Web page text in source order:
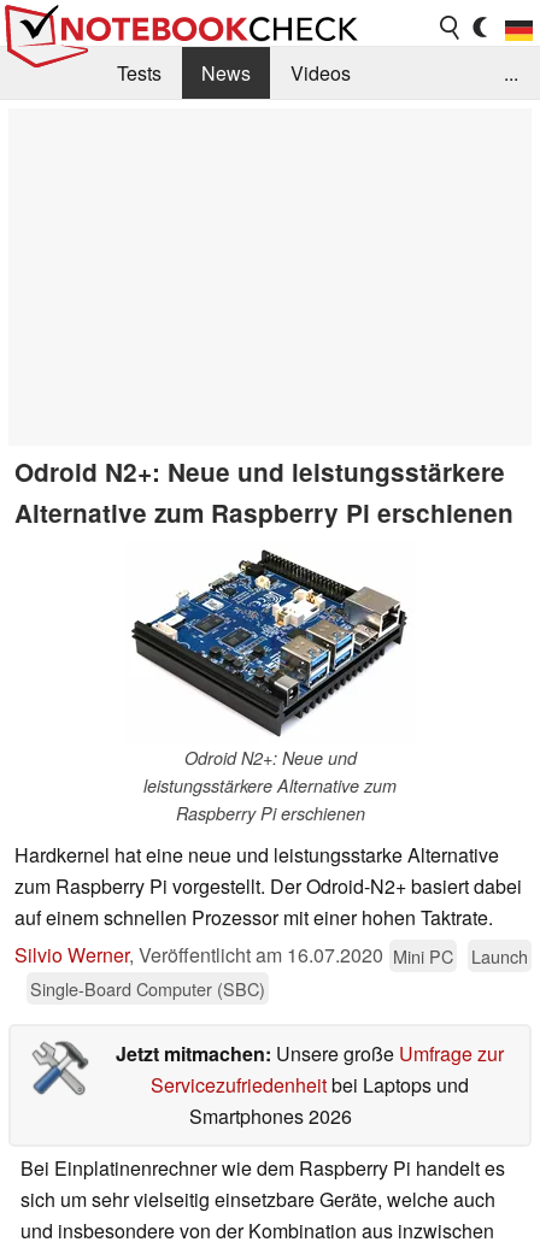
Tests News
Videos
...
Odroid N2+: Neue und leistungsstärkere
Alternative zum Raspberry Pi erschienen
Odroid N2+: Neue und
leistungsstärkere Alternative zum
Raspberry Pi erschienen
Hardkernel hat eine neue und leistungsstarke Alternative
zum Raspberry Pi vorgestellt. Der Odroid-N2+ basiert dabei
auf einem schnellen Prozessor mit einer hohen Taktrate.
Silvio Werner, Veröffentlicht am 16.07.2020 Mini PC
Launch
Single-Board Computer (SBC)
Jetzt mitmachen: Unsere große Umfrage zur
Servicezufriedenheitbei Laptops und
Smartphones 2026
Bei Einplatinenrechner wie dem Raspberry Pi handelt es
sich um sehr vielseitig einsetzbare Geräte, welche auch
und insbesondere von der Kombination aus inzwischen